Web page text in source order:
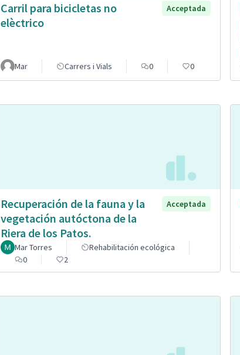
Carril para bicicletas no
elèctrico
Acceptada
Mar Carrers i Vials 0 0
Recuperación de la fauna y la
vegetación autóctona de la
Riera de los Patos.
Acceptada
Mar Torres
Rehabilitación ecológica
0
2